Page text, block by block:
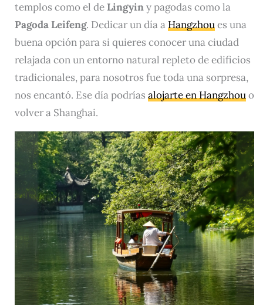
templos como el de Lingyiny pagodas como la
Pagoda Leifeng. Dedicar un día aHangzhoues una
buena opción para si quieres conocer una ciudad
relajada con un entorno natural repleto de edificios
tradicionales, para nosotros fue toda una sorpresa,
nos encantó. Ese día podrías alojarte en Hangzhouo
volver a Shanghai.